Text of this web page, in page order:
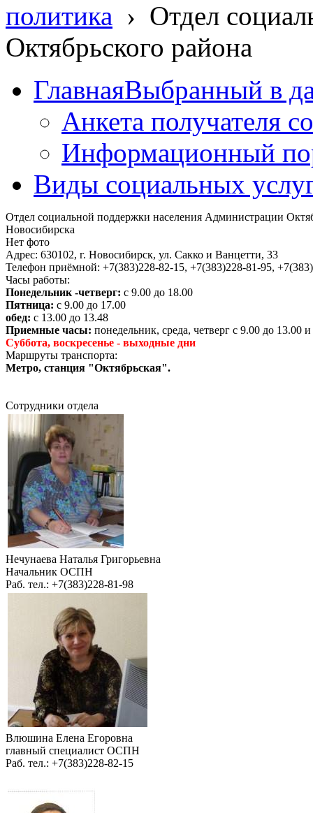
политика › Отдел
Октябрьского района
ГлавнаяВыбранный в
Анкета получателя
Информационный
Виды социальных
Отдел социальной поддержки населения Администрации
Новосибирска
Нет фото
Адрес: 630102, г. Новосибирск, ул. Сакко и Ванцетти, 33
Телефон приёмной: +7(383)228-82-15, +7(383)228-81-95,
Часы работы:
Понедельник -четверг: с 9.00 до 18.00
Пятница: с 9.00 до 17.00
обед: с 13.00 до 13.48
Приемные часы: понедельник, среда, четверг с 9.00 до 13.00
Суббота, воскресенье - выходные дни
Маршруты транспорта:
Метро, станция "Октябрьская".
Сотрудники отдела
Нечунаева Наталья Григорьевна
Начальник ОСПН
Раб. тел.: +7(383)228-81-98
Влюшина Елена Егоровна
главный специалист ОСПН
Раб. тел.: +7(383)228-82-15